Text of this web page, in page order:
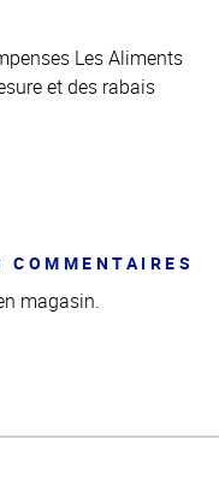
Les Aliments
et des rabais
magasin.